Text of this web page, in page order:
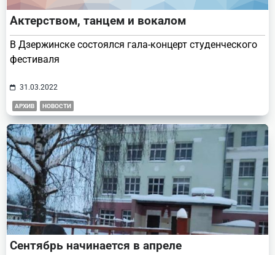
Актерством, танцем и вокалом
В Дзержинске состоялся гала-концерт студенческого
фестиваля
31.03.2022
АРХИВ НОВОСТИ
Сентябрь начинается в апреле